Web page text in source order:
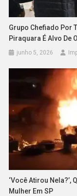
Grupo Chefiado Por
Piraquara É Alvo De
junho 5, 2026
‘Você Atirou Nela?’,
Mulher Em SP